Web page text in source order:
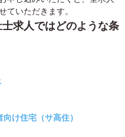
ていただきます。
求人ではどのような条
け住宅（サ高住）